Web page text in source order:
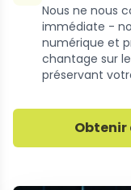
Nous ne nous
immédiate -
numérique et
chantage sur
préservant